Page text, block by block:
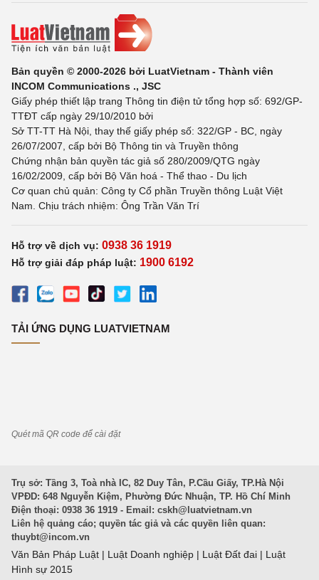
Bản quyền © 2000-2026 bởi LuatVietnam - Thành viên
INCOM Communications ., JSC
Giấy phép thiết lập trang Thông tin điện tử tổng hợp số: 692/GP-
TTĐT cấp ngày 29/10/2010 bởi
Sở TT-TT Hà Nội, thay thế giấy phép số: 322/GP - BC, ngày
26/07/2007, cấp bởi Bộ Thông tin và Truyền thông
Chứng nhận bản quyền tác giả số 280/2009/QTG ngày
16/02/2009, cấp bởi Bộ Văn hoá - Thể thao - Du lịch
Cơ quan chủ quản: Công ty Cổ phần Truyền thông Luật Việt
Nam. Chịu trách nhiệm: Ông Trần Văn Trí
Hỗ trợ về dịch vụ: 0938 36 1919
Hỗ trợ giải đáp pháp luật: 1900 6192
TẢI ỨNG DỤNG LUATVIETNAM
Quét mã QR code để cài đặt
Trụ sở: Tầng 3, Toà nhà IC, 82 Duy Tân, P.Cầu Giấy, TP.Hà Nội
VPĐD: 648 Nguyễn Kiệm, Phường Đức Nhuận, TP. Hồ Chí Minh
Điện thoại: 0938 36 1919 - Email: cskh@luatvietnam.vn
Liên hệ quảng cáo; quyền tác giả và các quyền liên quan:
thuybt@incom.vn
Văn Bản Pháp Luật | Luật Doanh nghiệp | Luật Đất đai | Luật
Hình sự 2015